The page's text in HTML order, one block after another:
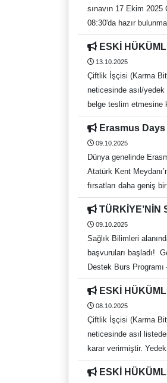
sınavın 17 Ekim
08:30'da hazır
ESKİ
13.10.2025
Çiftlik İşçisi (Karma
neticesinde asıl/
belge teslim
BELGELER Nüfus Cüzdanı Fotokopisi. Adli Sicil Kaydı (Karekodlu veya barkodlu e-devlet çıktısı kabul edilecektir.) Tarihçeli Yerleşim Yeri ve Diğer Adres Belgesi Belgesi (Karekodlu
veya barkodlu e-
hükümlüler için Eski
devlet çıktısı kabul
Sağlık kurulu Raporu.
Erasmus
09.10.2025
Dünya genelinde
Atatürk Kent
fırsatları daha geniş
09.10.2025
Sağlık Bilimleri
başvuruları başladı!
Destek Burs
ESKİ
08.10.2025
Çiftlik İşçisi (Karma
neticesinde asıl
karar verirmiştir. Yedek alımı için aşağıda aday listesi
Adli Sicil Kaydı
edilecektir.) Diploma
ESKİ